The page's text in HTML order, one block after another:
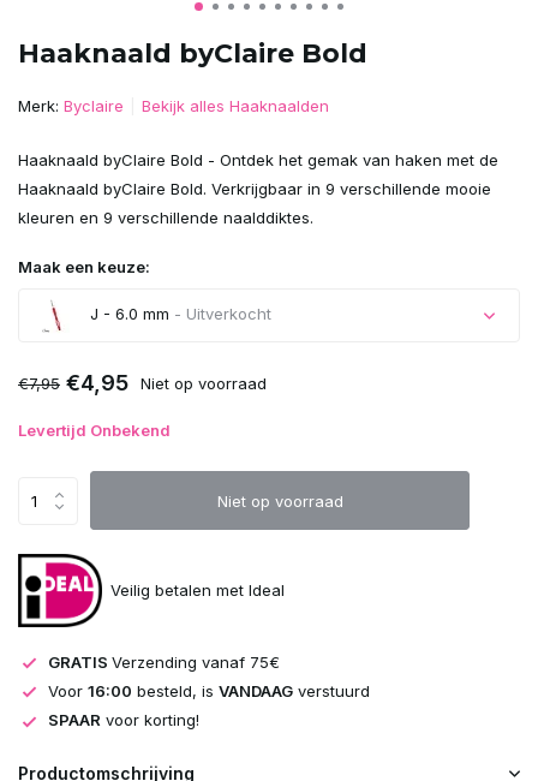
Haaknaald byClaire Bold
Merk: Byclaire Bekijk alles Haaknaalden
Haaknaald byClaire Bold - Ontdek het gemak van haken met de
Haaknaald byClaire Bold. Verkrijgbaar in 9 verschillende mooie
kleuren en 9 verschillende naalddiktes.
Maak een keuze:
J - 6.0 mm - Uitverkocht
€7,95 €4,95 Niet op voorraad
Levertijd Onbekend
Niet op voorraad
Veilig betalen met Ideal
GRATIS Verzending vanaf 75€
Voor 16:00 besteld, is VANDAAG verstuurd
SPAAR voor korting!
Productomschrijving